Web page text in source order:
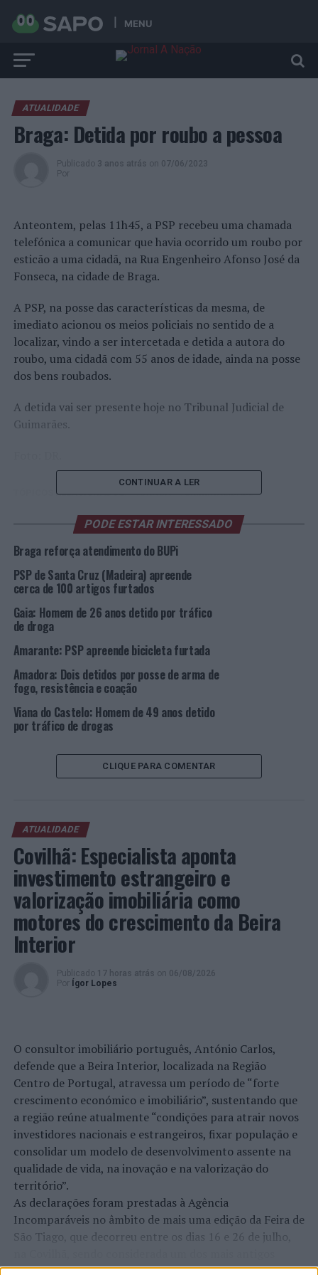
MENU
ATUALIDADE
Braga: Detida por roubo a pessoa
Publicado 3 anos atrás on 07/06/2023
Por
Anteontem, pelas 11h45, a PSP recebeu uma chamada
telefónica a comunicar que havia ocorrido um roubo por
esticão a uma cidadã, na Rua Engenheiro Afonso José da
Fonseca, na cidade de Braga.
A PSP, na posse das características da mesma, de
imediato acionou os meios policiais no sentido de a
localizar, vindo a ser intercetada e detida a autora do
roubo, uma cidadã com 55 anos de idade, ainda na posse
dos bens roubados.
A detida vai ser presente hoje no Tribunal Judicial de
Guimarães.
TÓPICOS RELACIONADOS: BRAGA
CRIMINALIDADE
Braga: Homem de 21 anos detido por condução ilegal
NÃO PERCA
Anadia: Projeto “Varandas do Parque” em hasta pública
CONTINUAR A LER
PODE ESTAR INTERESSADO
Braga reforça atendimento do BUPi
PSP de Santa Cruz (Madeira) apreende
cerca de 100 artigos furtados
Gaia: Homem de 26 anos detido por tráfico
de droga
Amarante: PSP apreende bicicleta furtada
Amadora: Dois detidos por posse de arma de
fogo, resistência e coação
Viana do Castelo: Homem de 49 anos detido
por tráfico de drogas
CLIQUE PARA COMENTAR
ATUALIDADE
Covilhã: Especialista aponta
investimento estrangeiro e
valorização imobiliária como
motores do crescimento da Beira
Interior
Publicado 17 horas atrás on 06/08/2026
Por
Ígor Lopes
O consultor imobiliário português, António Carlos,
defende que a Beira Interior, localizada na Região
Centro de Portugal, atravessa um período de “forte
crescimento económico e imobiliário”, sustentando que
a região reúne atualmente “condições para atrair novos
investidores nacionais e estrangeiros, fixar população e
consolidar um modelo de desenvolvimento assente na
qualidade de vida, na inovação e na valorização do
território”.
As declarações foram prestadas à Agência
Incomparáveis no âmbito de mais uma edição da Feira de
São Tiago, que decorreu entre os dias 16 e 26 de julho,
certames populares de Portugal. Com origens medievais